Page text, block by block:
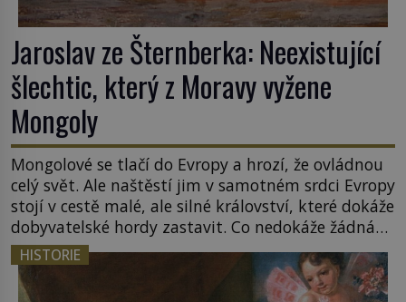
Jaroslav ze Šternberka: Neexistující
šlechtic, který z Moravy vyžene
Mongoly
Mongolové se tlačí do Evropy a hrozí, že ovládnou
celý svět. Ale naštěstí jim v samotném srdci Evropy
stojí v cestě malé, ale silné království, které dokáže
dobyvatelské hordy zastavit. Co nedokáže žádná
z asijských říší, co nedokážou Němci – to dokáže
český král. Nebo že by ne? Mongolové od roku 1223
postupují podél Kaspického a Azovského moře, […]
HISTORIE